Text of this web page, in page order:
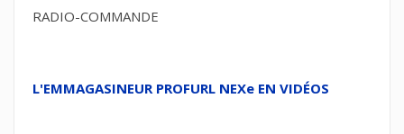
RADIO-COMMANDE
L'EMMAGASINEUR PROFURL NEXe EN VIDÉOS